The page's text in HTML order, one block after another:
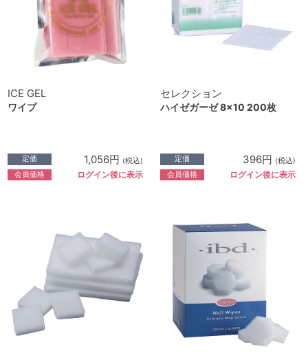
ICE GEL
ワイプ
定価 1,056円 (税込)
会員価格 ログイン後に表示
セレクション
ハイゼガーゼ 8×10 200枚
定価 396円 (税込)
会員価格 ログイン後に表示